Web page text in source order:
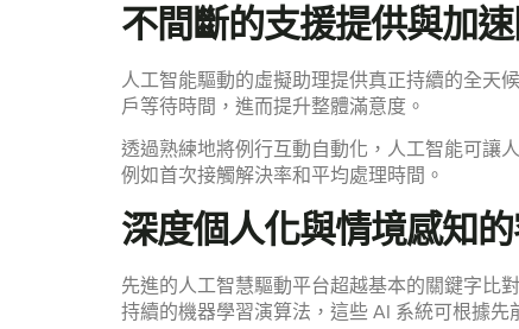
不間斷的支援提供與加
人工智能驅動的虛擬助理提供真正持續的全天
戶等待時間，進而提升整體滿意度。
透過熟練地將例行互動自動化，人工智能可讓
例如首次接觸解決率和平均處理時間。
深度個人化與情境感知
先進的人工智慧驅動平台超越基本的關鍵字比
持續的機器學習演算法，這些 AI 系統可根據